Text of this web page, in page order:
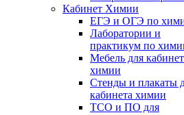
Кабинет Химии
ЕГЭ и ОГЭ по
Лаборатории и
практикум по
Мебель для
химии
Стенды и плакаты
кабинета химии
ТСО и ПО для